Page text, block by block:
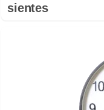
sientes